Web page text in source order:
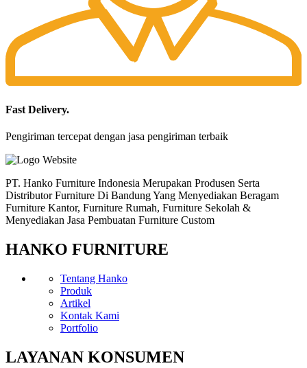
Fast Delivery.
Pengiriman tercepat dengan jasa pengiriman terbaik
PT. Hanko Furniture Indonesia Merupakan Produsen Serta
Distributor Furniture Di Bandung Yang Menyediakan Beragam
Furniture Kantor, Furniture Rumah, Furniture Sekolah &
Menyediakan Jasa Pembuatan Furniture Custom
HANKO FURNITURE
Tentang Hanko
Produk
Artikel
Kontak Kami
Portfolio
LAYANAN KONSUMEN